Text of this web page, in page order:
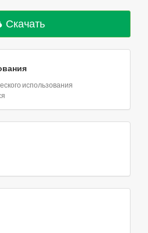
Скачать
использования